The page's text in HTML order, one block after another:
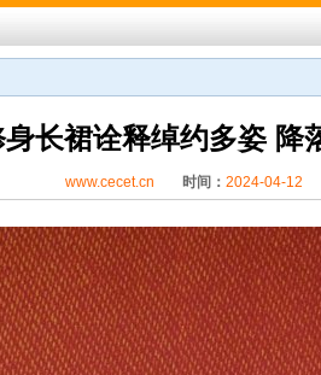
长裙诠释绰约多姿 降
www.cecet.cn 时间： 2024-04-12